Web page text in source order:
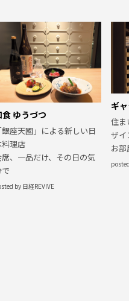
食 ゆうづつ
銀座天國」による新しい日
理店
、一品だけ、その日の気
by 日経REVIVE
ギ
住ま
ザイ
お